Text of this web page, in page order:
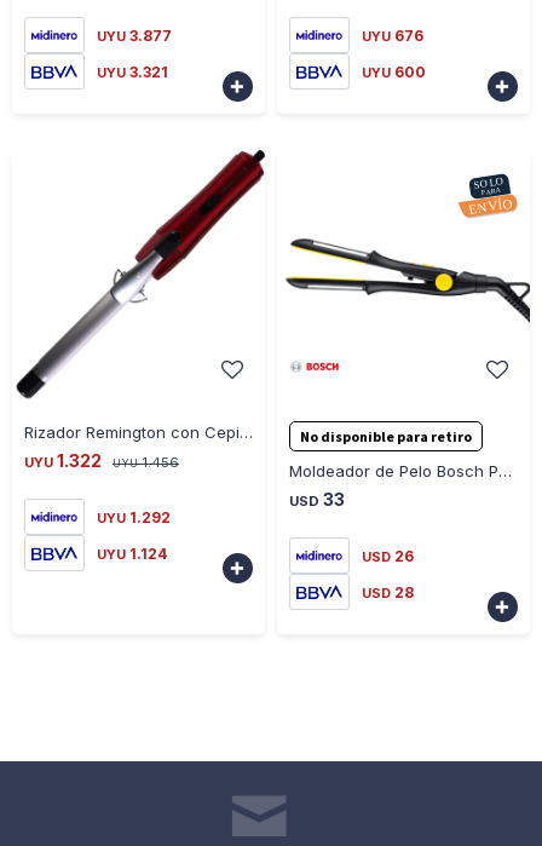
UYU 3.877
UYU 3.321

UYU 676
UYU 600

Rizador Remington con Cepillo, Rojo CI11A19 - ROJO
UYU 1.322 UYU 1.456
UYU 1.292
UYU 1.124

No disponible para retiro
Moldeador de Pelo Bosch PHS1151 Style To Go
USD 33
USD 26
USD 28
